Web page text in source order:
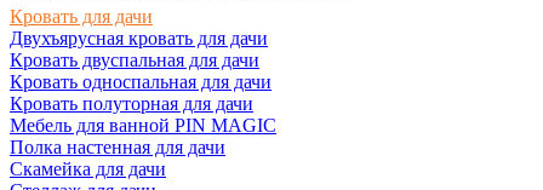
Кровать для дачи
Двухъярусная кровать для дачи
Кровать двуспальная для дачи
Кровать односпальная для дачи
Кровать полуторная для дачи
Мебель для ванной PIN MAGIC
Полка настенная для дачи
Скамейка для дачи